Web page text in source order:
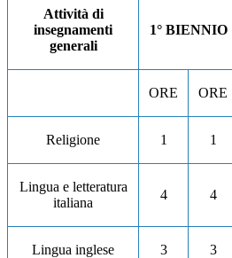
Attività di
insegnamenti
generali
1° BIENNIO
ORE ORE
Religione 1 1
Lingua e letteratura
italiana
4 4
Lingua inglese 3 3